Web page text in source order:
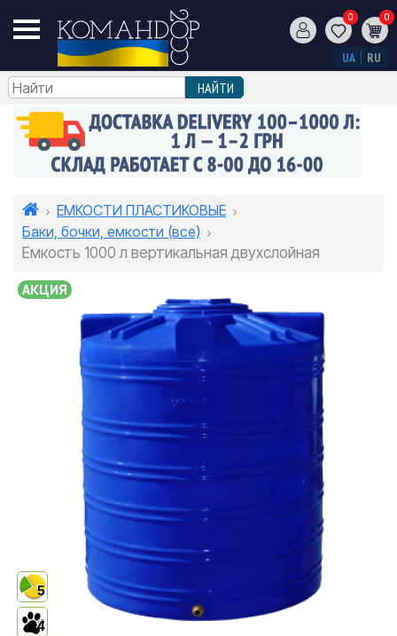
0 0
UA RU
ЕМКОСТИ ПЛАСТИКОВЫЕ
Баки, бочки, емкости (все)
Емкость 1000 л вертикальная двухслойная
АКЦИЯ
5
4